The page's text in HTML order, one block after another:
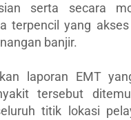
serta secara
terpencil yang
banjir.
laporan EMT
tersebut
titik lokasi